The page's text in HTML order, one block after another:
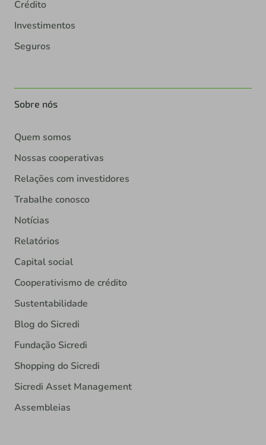
Crédito
Investimentos
Seguros
Sobre nós
Quem somos
Nossas cooperativas
Relações com investidores
Trabalhe conosco
Notícias
Relatórios
Capital social
Cooperativismo de crédito
Sustentabilidade
Blog do Sicredi
Fundação Sicredi
Shopping do Sicredi
Sicredi Asset Management
Assembleias